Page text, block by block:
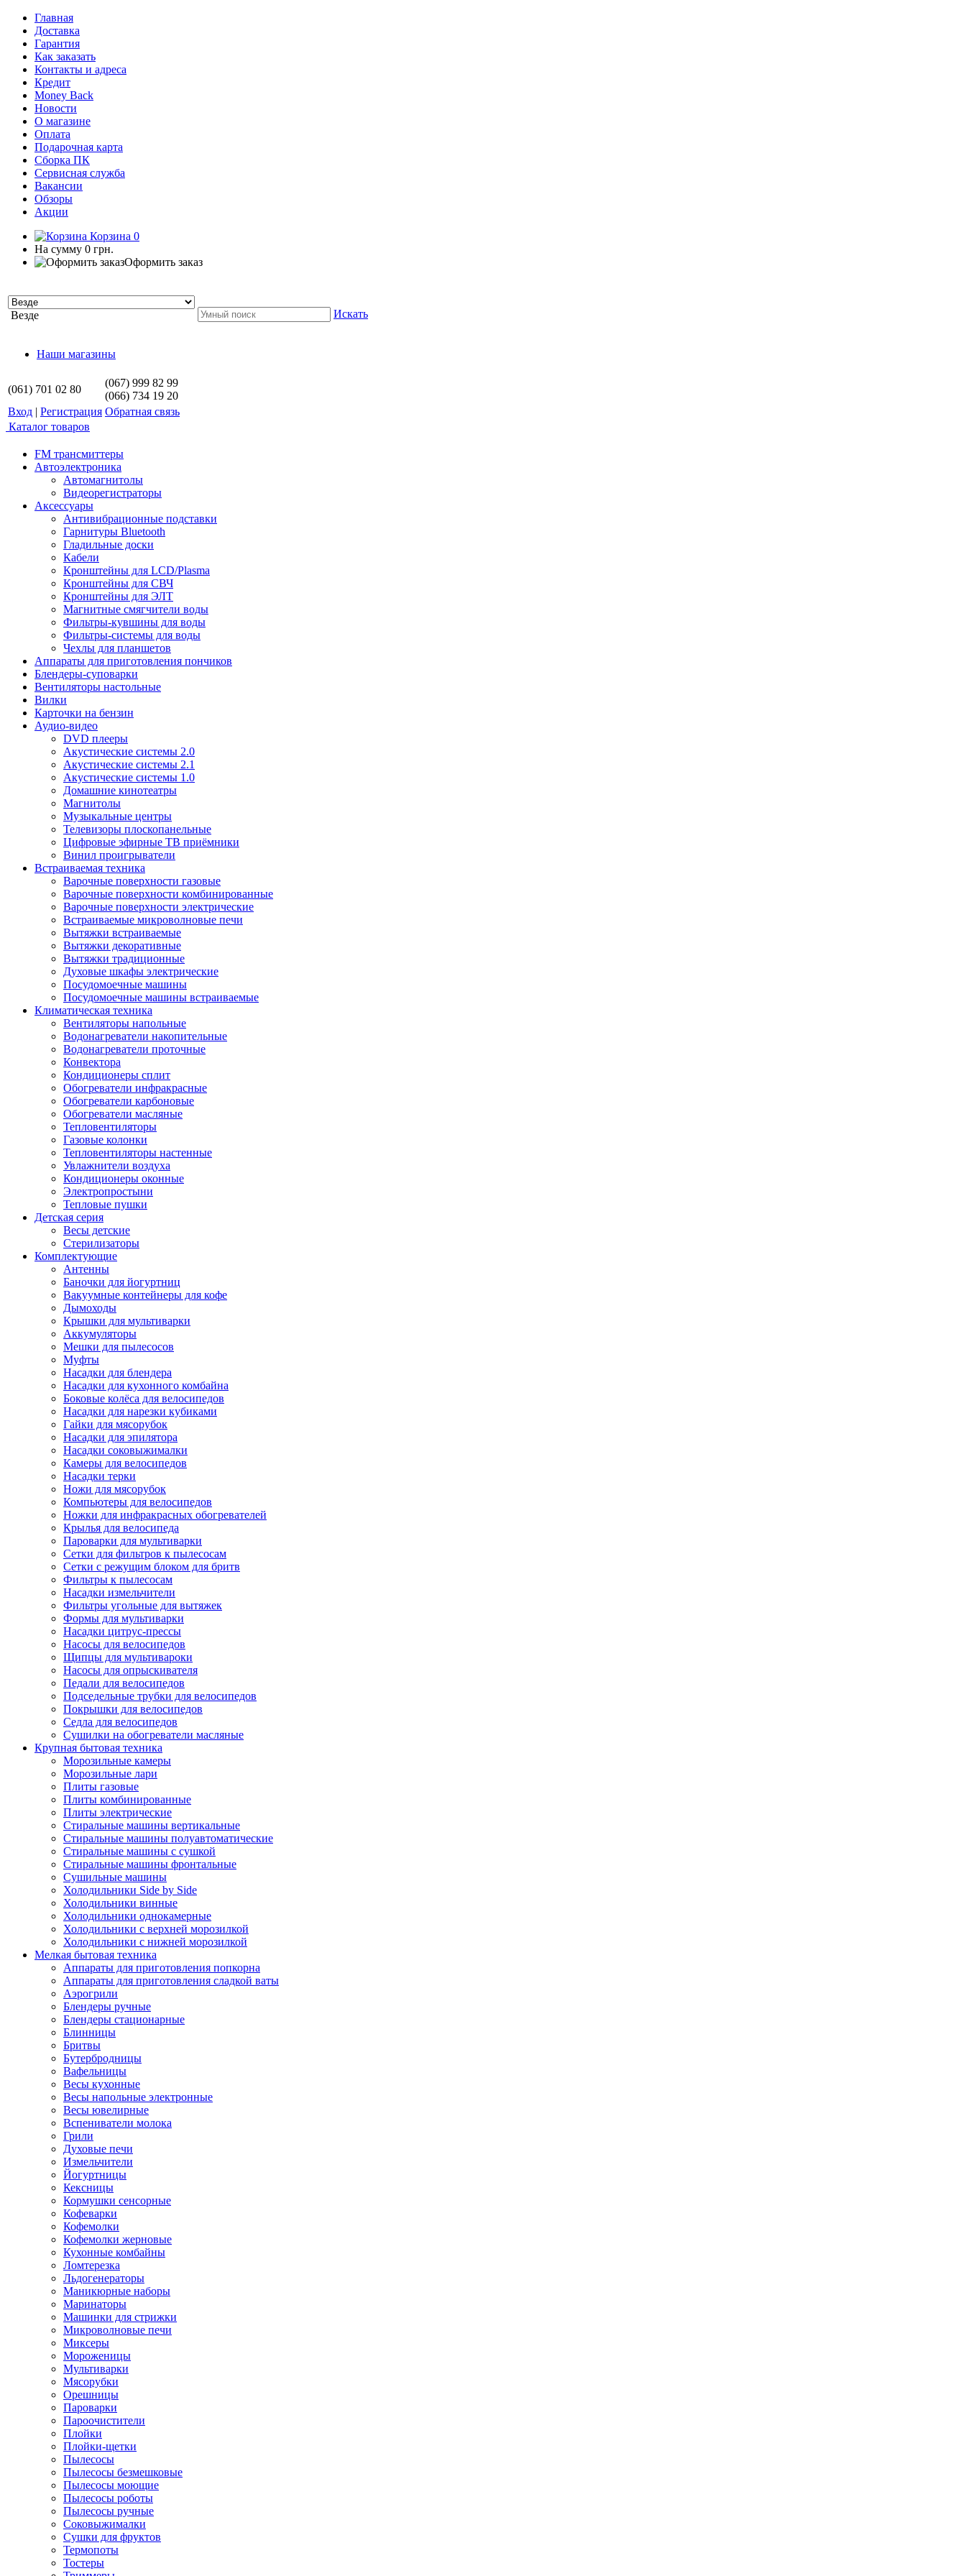
Главная
Доставка
Гарантия
Как заказать
Контакты и адреса
Кредит
Money Back
Новости
О магазине
Оплата
Подарочная карта
Сборка ПК
Сервисная служба
Вакансии
Обзоры
Акции
Корзина 0
На сумму 0 грн.
Оформить заказ
Везде Искать
Наши магазины
(061) 701 02 80
(067) 999 82 99
(066) 734 19 20
Вход | Регистрация Обратная связь
Каталог товаров
FM трансмиттеры
Автоэлектроника
Автомагнитолы
Видеорегистраторы
Аксессуары
Антивибрационные подставки
Гарнитуры Bluetooth
Гладильные доски
Кабели
Кронштейны для LCD/Plasma
Кронштейны для СВЧ
Кронштейны для ЭЛТ
Магнитные смягчители воды
Фильтры-кувшины для воды
Фильтры-системы для воды
Чехлы для планшетов
Аппараты для приготовления пончиков
Блендеры-суповарки
Вентиляторы настольные
Вилки
Карточки на бензин
Аудио-видео
DVD плееры
Акустические системы 2.0
Акустические системы 2.1
Акустические системы 1.0
Домашние кинотеатры
Магнитолы
Музыкальные центры
Телевизоры плоскопанельные
Цифровые эфирные ТВ приёмники
Винил проигрыватели
Встраиваемая техника
Варочные поверхности газовые
Варочные поверхности комбинированные
Варочные поверхности электрические
Встраиваемые микроволновые печи
Вытяжки встраиваемые
Вытяжки декоративные
Вытяжки традиционные
Духовые шкафы электрические
Посудомоечные машины
Посудомоечные машины встраиваемые
Климатическая техника
Вентиляторы напольные
Водонагреватели накопительные
Водонагреватели проточные
Конвектора
Кондиционеры сплит
Обогреватели инфракрасные
Обогреватели карбоновые
Обогреватели масляные
Тепловентиляторы
Газовые колонки
Тепловентиляторы настенные
Увлажнители воздуха
Кондиционеры оконные
Электропростыни
Тепловые пушки
Детская серия
Весы детские
Стерилизаторы
Комплектующие
Антенны
Баночки для йогуртниц
Вакуумные контейнеры для кофе
Дымоходы
Крышки для мультиварки
Аккумуляторы
Мешки для пылесосов
Муфты
Насадки для блендера
Насадки для кухонного комбайна
Боковые колёса для велосипедов
Насадки для нарезки кубиками
Гайки для мясорубок
Насадки для эпилятора
Насадки соковыжималки
Камеры для велосипедов
Насадки терки
Ножи для мясорубок
Компьютеры для велосипедов
Ножки для инфракрасных обогревателей
Крылья для велосипеда
Пароварки для мультиварки
Сетки для фильтров к пылесосам
Сетки с режущим блоком для бритв
Фильтры к пылесосам
Насадки измельчители
Фильтры угольные для вытяжек
Формы для мультиварки
Насадки цитрус-прессы
Насосы для велосипедов
Щипцы для мультивароки
Насосы для опрыскивателя
Педали для велосипедов
Подседельные трубки для велосипедов
Покрышки для велосипедов
Седла для велосипедов
Сушилки на обогреватели масляные
Крупная бытовая техника
Морозильные камеры
Морозильные лари
Плиты газовые
Плиты комбинированные
Плиты электрические
Стиральные машины вертикальные
Стиральные машины полуавтоматические
Стиральные машины с сушкой
Стиральные машины фронтальные
Сушильные машины
Холодильники Side by Side
Холодильники винные
Холодильники однокамерные
Холодильники с верхней морозилкой
Холодильники с нижней морозилкой
Мелкая бытовая техника
Аппараты для приготовления попкорна
Аппараты для приготовления сладкой ваты
Аэрогрили
Блендеры ручные
Блендеры стационарные
Блинницы
Бритвы
Бутербродницы
Вафельницы
Весы кухонные
Весы напольные электронные
Весы ювелирные
Вспениватели молока
Грили
Духовые печи
Измельчители
Йогуртницы
Кексницы
Кормушки сенсорные
Кофеварки
Кофемолки
Кофемолки жерновые
Кухонные комбайны
Ломтерезка
Льдогенераторы
Маникюрные наборы
Маринаторы
Машинки для стрижки
Микроволновые печи
Миксеры
Мороженицы
Мультиварки
Мясорубки
Орешницы
Пароварки
Пароочистители
Плойки
Плойки-щетки
Пылесосы
Пылесосы безмешковые
Пылесосы моющие
Пылесосы роботы
Пылесосы ручные
Соковыжималки
Сушки для фруктов
Термопоты
Тостеры